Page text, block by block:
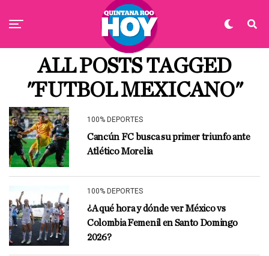
ALL POSTS TAGGED
"FUTBOL MEXICANO"
100% DEPORTES
Cancún FC busca su primer triunfo ante
Atlético Morelia
100% DEPORTES
¿A qué hora y dónde ver México vs
Colombia Femenil en Santo Domingo
2026?